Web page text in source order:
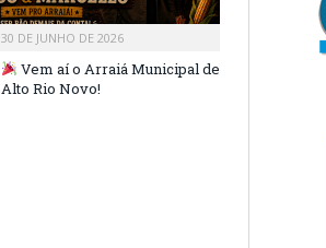
30 DE JUNHO DE 2026
Vem aí o Arraiá Municipal de
Alto Rio Novo!